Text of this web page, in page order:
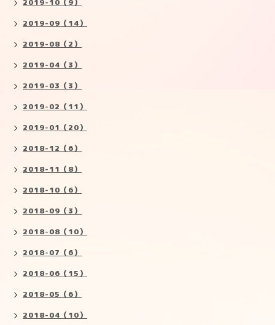
2019-10（9）
2019-09（14）
2019-08（2）
2019-04（3）
2019-03（3）
2019-02（11）
2019-01（20）
2018-12（6）
2018-11（8）
2018-10（6）
2018-09（3）
2018-08（10）
2018-07（6）
2018-06（15）
2018-05（6）
2018-04（10）